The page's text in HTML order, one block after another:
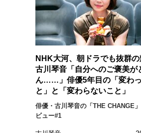
NHK大河、朝ドラでも抜群の
古川琴音「自分へのご褒美が
ん……」俳優5年目の「変わ
と」と「変わらないこと」
俳優・古川琴音の「THE CHANGE
ビュー#1